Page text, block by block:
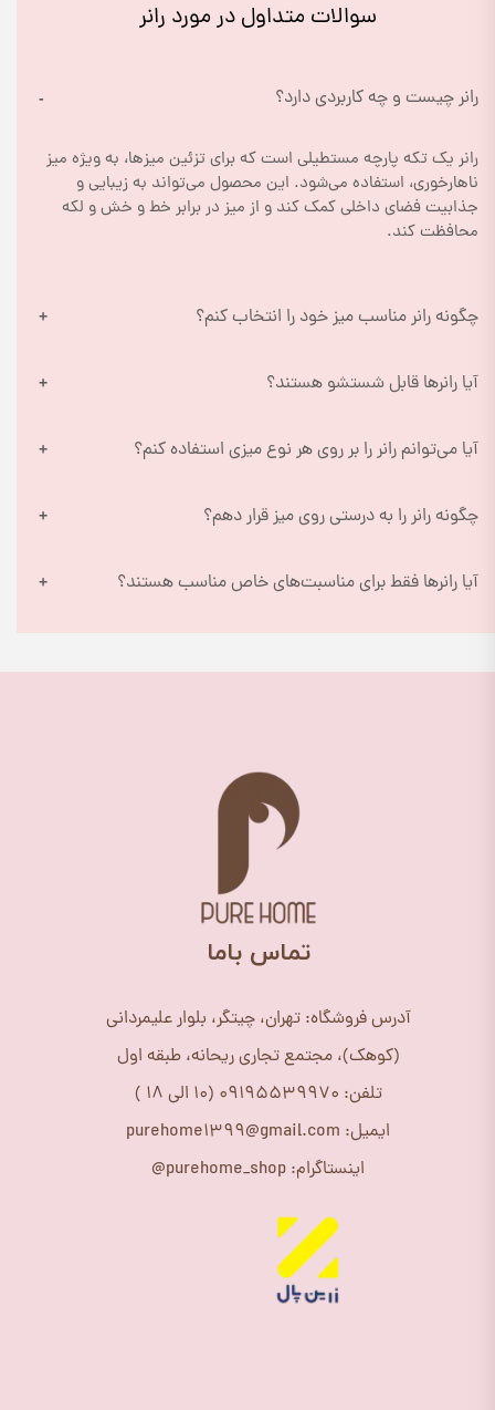
سوالات متداول در مورد رانر
رانر چیست و چه کاربردی دارد؟
محافظت کند.
چگونه رانر مناسب میز خود را انتخاب کنم؟
آیا رانرها قابل شستشو هستند؟
آیا می‌توانم رانر را بر روی هر نوع میزی استفاده کنم؟
چگونه رانر را به درستی روی میز قرار دهم؟
آیا رانرها فقط برای مناسبت‌های خاص مناسب هستند؟
​تماس باما
آدرس فروشگاه: تهران، چیتگر، بلوار علیمردانی
(کوهک)، مجتمع تجاری ریحانه، طبقه اول
تلفن: 09195539970 (10 الی 18 )
ایمیل: purehome1399@gmail.com
اینستاگرام: purehome_shop@